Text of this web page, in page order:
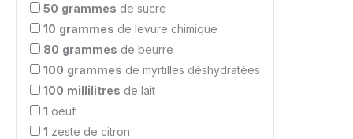
50 grammes de sucre
10 grammes de levure chimique
80 grammes de beurre
100 grammes de myrtilles déshydratées
100 millilitres de lait
1 oeuf
1 zeste de citron